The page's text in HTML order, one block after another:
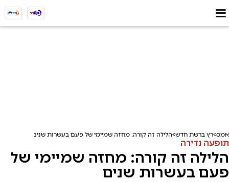
אמס רץ ברשת חדש הלילה זה קורה: מחזה שמיימי של פעם בעשרות שנים
תופעה נדירה
הלילה זה קורה: מחזה שמיימי של
פעם בעשרות שנים